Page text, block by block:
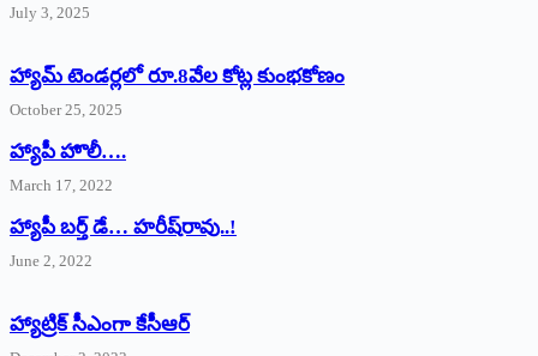
July 3, 2025
హ్యామ్‌ ‌టెండర్లలో రూ.8వేల కోట్ల కుంభకోణం
October 25, 2025
హ్యాపీ హొలీ….
March 17, 2022
హ్యాపీ బర్త్ ‌డే… హరీష్‌రావు..!
June 2, 2022
హ్యాట్రిక్‌ ‌సీఎంగా కేసీఆర్‌